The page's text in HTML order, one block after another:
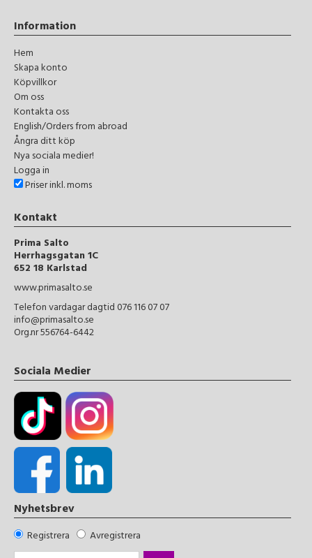
Information
Hem
Skapa konto
Köpvillkor
Om oss
Kontakta oss
English/Orders from abroad
Ångra ditt köp
Nya sociala medier!
Logga in
Priser inkl. moms
Kontakt
Prima Salto
Herrhagsgatan 1C
652 18 Karlstad
www.primasalto.se
Telefon vardagar dagtid 076 116 07 07
info@primasalto.se
Org.nr 556764-6442
Sociala Medier
Nyhetsbrev
Registrera
Avregistrera